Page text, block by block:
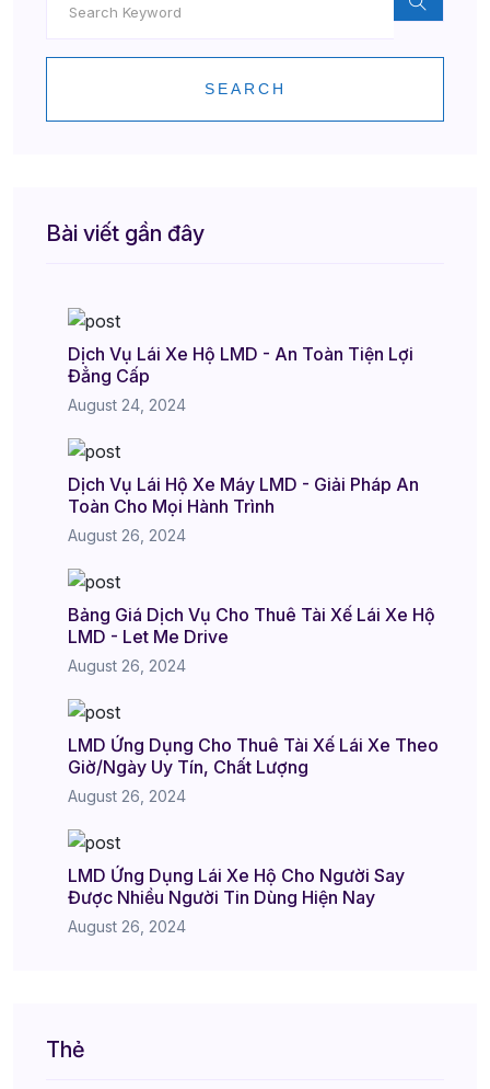
SEARCH
Bài viết gần đây
Dịch Vụ Lái Xe Hộ LMD - An Toàn Tiện Lợi
Đẳng Cấp
August 24, 2024
Dịch Vụ Lái Hộ Xe Máy LMD - Giải Pháp An
Toàn Cho Mọi Hành Trình
August 26, 2024
Bảng Giá Dịch Vụ Cho Thuê Tài Xế Lái Xe Hộ
LMD - Let Me Drive
August 26, 2024
LMD Ứng Dụng Cho Thuê Tài Xế Lái Xe Theo
Giờ/Ngày Uy Tín, Chất Lượng
August 26, 2024
LMD Ứng Dụng Lái Xe Hộ Cho Người Say
Được Nhiều Người Tin Dùng Hiện Nay
August 26, 2024
Thẻ